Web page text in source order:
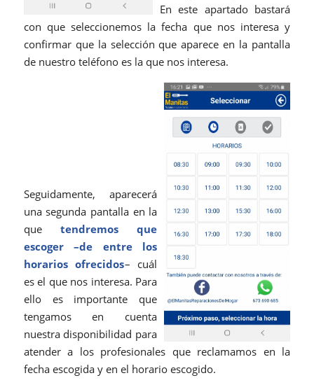
En este apartado bastará
con que seleccionemos la fecha que nos interesa y
confirmar que la selección que aparece en la pantalla
de nuestro teléfono es la que nos interesa.
Seguidamente, aparecerá
una segunda pantalla en la
quetendremos que
escoger –de entre los
horarios ofrecidos– cuál
es el que nos interesa. Para
ello es importante que
tengamos en cuenta
nuestra disponibilidad para
atender a los profesionales que reclamamos en la
fecha escogida y en el horario escogido.